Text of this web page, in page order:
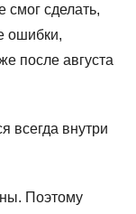
смог сделать,
ошибки,
после августа
всегда внутри
Поэтому